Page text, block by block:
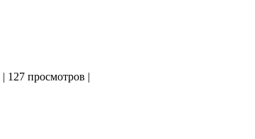
| 127 просмотров |